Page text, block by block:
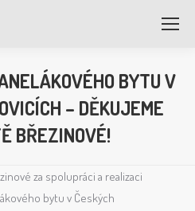
BYTU V
– DĚKUJEME
BŘEZINOVÉ!
za spolupráci a realizaci
bytu v Českých